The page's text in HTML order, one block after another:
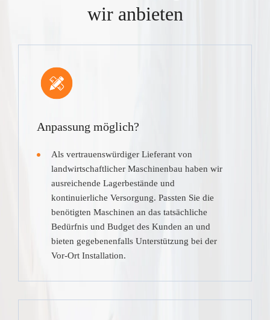
wir anbieten
Anpassung möglich?
Als vertrauenswürdiger Lieferant von
landwirtschaftlicher Maschinenbau haben wir
ausreichende Lagerbestände und
kontinuierliche Versorgung. Passten Sie die
benötigten Maschinen an das tatsächliche
Bedürfnis und Budget des Kunden an und
bieten gegebenenfalls Unterstützung bei der
Vor-Ort Installation.